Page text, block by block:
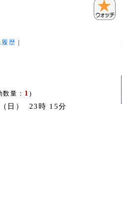
履歴 |
量： 1 )
日） 23時 15分